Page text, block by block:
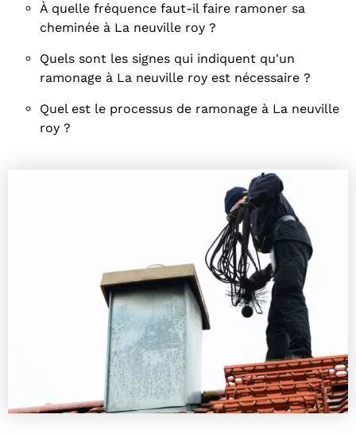
À quelle fréquence faut-il faire ramoner sa
cheminée à La neuville roy ?
Quels sont les signes qui indiquent qu'un
ramonage à La neuville roy est nécessaire ?
Quel est le processus de ramonage à La neuville
roy ?